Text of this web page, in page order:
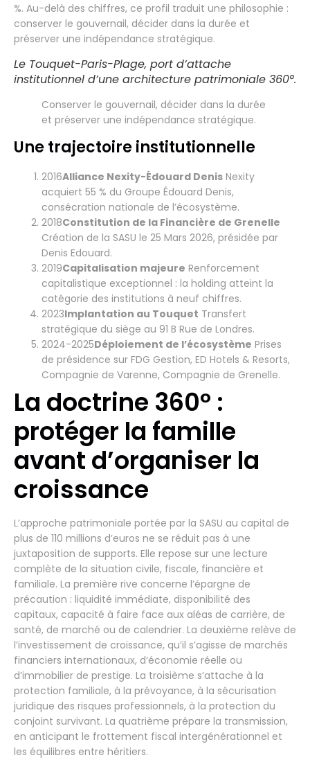
%. Au-delà des chiffres, ce profil traduit une philosophie :
conserver le gouvernail, décider dans la durée et
préserver une indépendance stratégique.
Le Touquet-Paris-Plage, port d’attache
institutionnel d’une architecture patrimoniale 360°.
Conserver le gouvernail, décider dans la durée
et préserver une indépendance stratégique.
Une trajectoire institutionnelle
2016Alliance Nexity-Édouard Denis Nexity
acquiert 55 % du Groupe Édouard Denis,
consécration nationale de l’écosystème.
2018Constitution de la Financière de Grenelle
Création de la SASU le 25 Mars 2026, présidée par
Denis Edouard.
2019Capitalisation majeure Renforcement
capitalistique exceptionnel : la holding atteint la
catégorie des institutions à neuf chiffres.
2023Implantation au Touquet Transfert
stratégique du siège au 91 B Rue de Londres.
2024-2025Déploiement de l’écosystème Prises
de présidence sur FDG Gestion, ED Hotels & Resorts,
Compagnie de Varenne, Compagnie de Grenelle.
La doctrine 360° :
protéger la famille
avant d’organiser la
croissance
L’approche patrimoniale portée par la SASU au capital de
plus de 110 millions d’euros ne se réduit pas à une
juxtaposition de supports. Elle repose sur une lecture
complète de la situation civile, fiscale, financière et
familiale. La première rive concerne l’épargne de
précaution : liquidité immédiate, disponibilité des
capitaux, capacité à faire face aux aléas de carrière, de
santé, de marché ou de calendrier. La deuxième relève de
l’investissement de croissance, qu’il s’agisse de marchés
financiers internationaux, d’économie réelle ou
d’immobilier de prestige. La troisième s’attache à la
protection familiale, à la prévoyance, à la sécurisation
juridique des risques professionnels, à la protection du
conjoint survivant. La quatrième prépare la transmission,
en anticipant le frottement fiscal intergénérationnel et
les équilibres entre héritiers.